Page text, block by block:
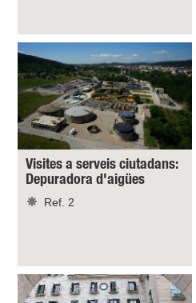
Visites a serveis ciutadans:
Depuradora d'aigües
Ref. 2